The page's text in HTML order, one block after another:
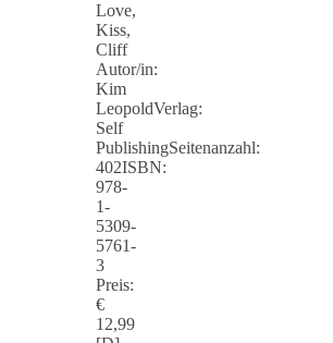
Love,
Kiss,
Cliff
Autor/in:
Kim
LeopoldVerlag:
Self
PublishingSeitenanzahl:
402ISBN:
978-
1-
5309-
5761-
3
Preis:
€
12,99